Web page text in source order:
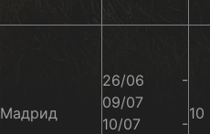
Мадрид
26/06 -
09/07
10/07 -
10